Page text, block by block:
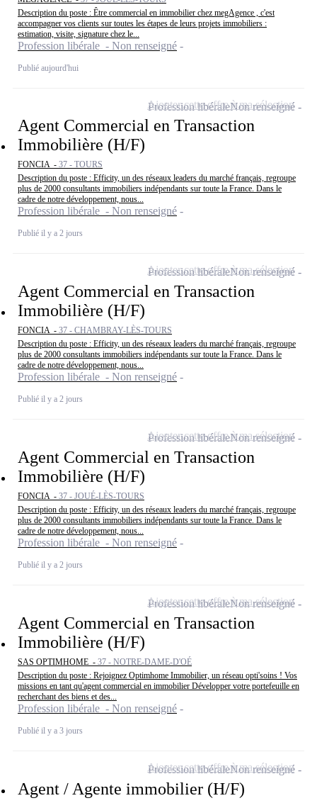
Description du poste : Être commercial en immobilier chez megAgence , c'est
accompagner vos clients sur toutes les étapes de leurs projets immobiliers :
estimation, visite, signature chez le...
Profession libérale - Non renseigné
Publié aujourd'hui
Agent Commercial en Transaction
Immobilière (H/F)
FONCIA - 37 - TOURS
Description du poste : Efficity, un des réseaux leaders du marché français, regroupe
plus de 2000 consultants immobiliers indépendants sur toute la France. Dans le
cadre de notre développement, nous...
Profession libérale - Non renseigné
Publié il y a 2 jours
Profession libéraleNon renseigné
Ajouter cette offre à ma sélection
Agent Commercial en Transaction
Immobilière (H/F)
FONCIA - 37 - CHAMBRAY-LÈS-TOURS
Description du poste : Efficity, un des réseaux leaders du marché français, regroupe
plus de 2000 consultants immobiliers indépendants sur toute la France. Dans le
cadre de notre développement, nous...
Profession libérale - Non renseigné
Publié il y a 2 jours
Profession libéraleNon renseigné
Ajouter cette offre à ma sélection
Agent Commercial en Transaction
Immobilière (H/F)
FONCIA - 37 - JOUÉ-LÈS-TOURS
Description du poste : Efficity, un des réseaux leaders du marché français, regroupe
plus de 2000 consultants immobiliers indépendants sur toute la France. Dans le
cadre de notre développement, nous...
Profession libérale - Non renseigné
Publié il y a 2 jours
Profession libéraleNon renseigné
Ajouter cette offre à ma sélection
Agent Commercial en Transaction
Immobilière (H/F)
SAS OPTIMHOME - 37 - NOTRE-DAME-D'OÉ
Description du poste : Rejoignez Optimhome Immobilier, un réseau opti'soins ! Vos
missions en tant qu'agent commercial en immobilier Développer votre portefeuille en
recherchant des biens et des...
Profession libérale - Non renseigné
Publié il y a 3 jours
Profession libéraleNon renseigné
Ajouter cette offre à ma sélection
Agent / Agente immobilier (H/F)
Profession libéraleNon renseigné
Ajouter cette offre à ma sélection